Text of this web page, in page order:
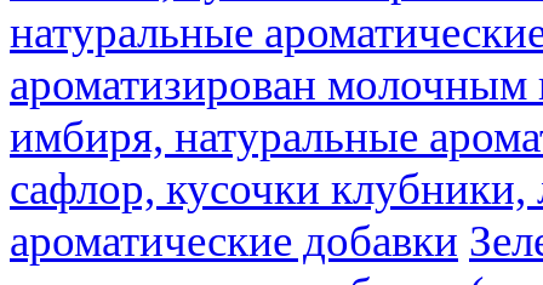
натуральные
ароматизирован молочным
имбиря, натуральные
сафлор, кусочки
ароматические добавки